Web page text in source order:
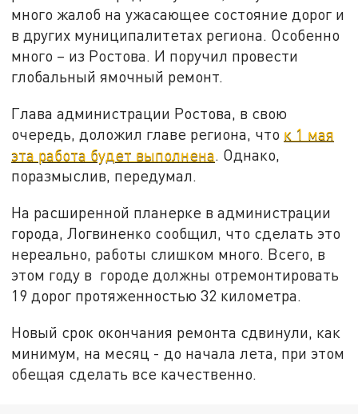
много жалоб на ужасающее состояние дорог и
в других муниципалитетах региона. Особенно
много – из Ростова. И поручил провести
глобальный ямочный ремонт.
Глава администрации Ростова, в свою
очередь, доложил главе региона, что к 1 мая
эта работа будет выполнена. Однако,
поразмыслив, передумал.
На расширенной планерке в администрации
города, Логвиненко сообщил, что сделать это
нереально, работы слишком много. Всего, в
этом году в городе должны отремонтировать
19 дорог протяженностью 32 километра.
Новый срок окончания ремонта сдвинули, как
минимум, на месяц - до начала лета, при этом
обещая сделать все качественно.